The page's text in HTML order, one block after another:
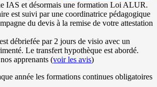
IAS et désormais une formation Loi ALUR.
est suivi par une coordinatrice pédagogique
du devis à la remise de votre attestation
débriefée par 2 jours de visio avec un
Le transfert hypothèque est abordé.
apprenants (voir les avis)
année les formations continues obligatoires